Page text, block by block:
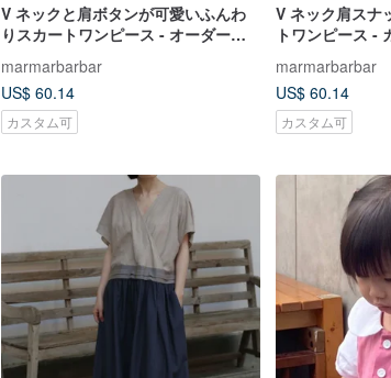
V ネックと肩ボタンが可愛いふんわ
りスカートワンピース - オーダーメ
marmarbarbar
US$ 60.14
カスタム可
V ネック肩スナ
トワンピース -
marmarbarbar
US$ 60.14
カスタム可